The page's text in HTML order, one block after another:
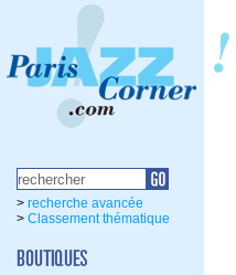
> recherche avancée
> Classement thématique